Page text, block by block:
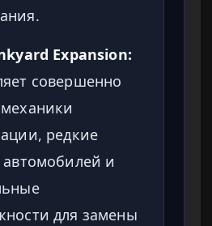
Expansion:
совершенно
редкие
автомобилей и
для замены